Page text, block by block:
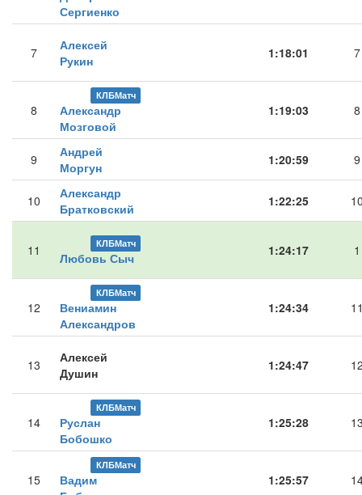
Сергиенко
7
Алексей
Рукин
1:18:01 7
8
КЛБМатч
Александр
Мозговой
1:19:03 8
9
Андрей
Моргун
1:20:59 9
10
Александр
Братковский
1:22:25
11 КЛБМатч
Любовь Сыч 1:24:17 1
12
КЛБМатч
Вениамин
Александров
1:24:34
13
Алексей
Душин
1:24:47
14
КЛБМатч
Руслан
Бобошко
1:25:28
15
КЛБМатч
Вадим
1:25:57